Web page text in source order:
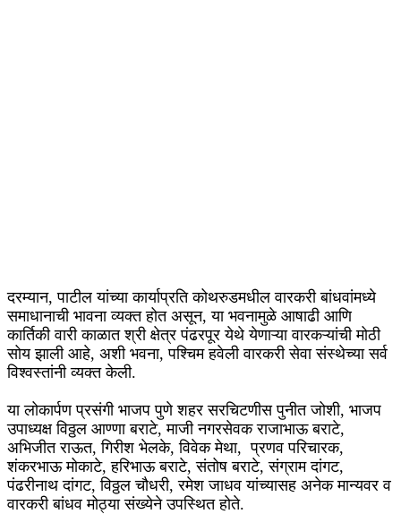
दरम्यान, पाटील यांच्या कार्याप्रति कोथरुडमधील वारकरी बांधवांमध्ये
समाधानाची भावना व्यक्त होत असून, या भवनामुळे आषाढी आणि
कार्तिकी वारी काळात श्री क्षेत्र पंढरपूर येथे येणाऱ्या वारकऱ्यांची मोठी
सोय झाली आहे, अशी भवना, पश्चिम हवेली वारकरी सेवा संस्थेच्या सर्व
विश्वस्तांनी व्यक्त केली.
या लोकार्पण प्रसंगी भाजप पुणे शहर सरचिटणीस पुनीत जोशी, भाजप
उपाध्यक्ष विठ्ठल आण्णा बराटे, माजी नगरसेवक राजाभाऊ बराटे,
अभिजीत राऊत, गिरीश भेलके, विवेक मेथा, प्रणव परिचारक,
शंकरभाऊ मोकाटे, हरिभाऊ बराटे, संतोष बराटे, संग्राम दांगट,
पंढरीनाथ दांगट, विठ्ठल चौधरी, रमेश जाधव यांच्यासह अनेक मान्यवर व
वारकरी बांधव मोठ्या संख्येने उपस्थित होते.